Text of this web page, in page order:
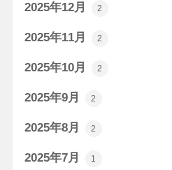
2025年12月 2
2025年11月 2
2025年10月 2
2025年9月 2
2025年8月 2
2025年7月 1